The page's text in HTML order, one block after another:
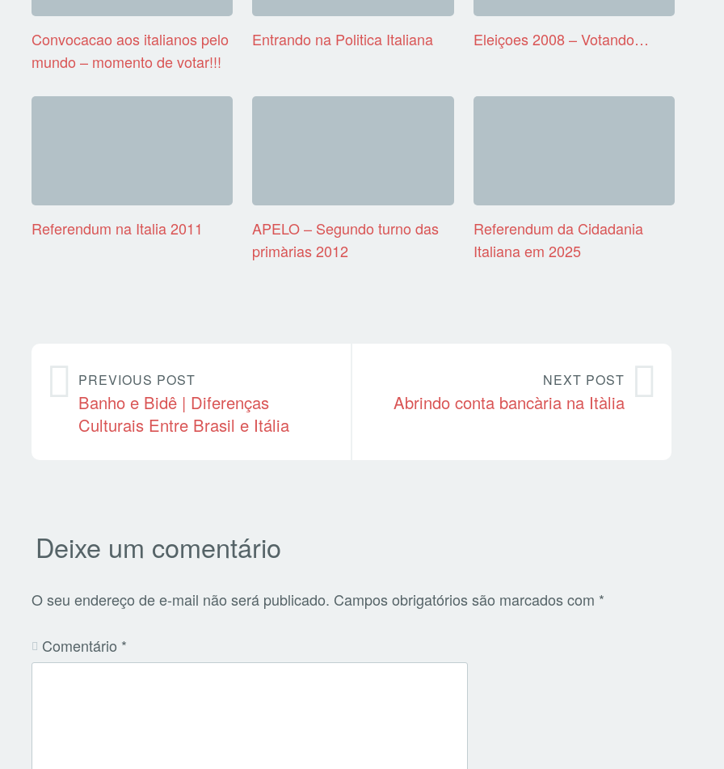
Convocacao aos italianos pelo
mundo – momento de votar!!!
Entrando na Politica Italiana Eleiçoes 2008 – Votando…
Referendum na Italia 2011
APELO – Segundo turno das
primàrias 2012
Referendum da Cidadania
Italiana em 2025
PREVIOUS POST
Banho e Bidê | Diferenças
Culturais Entre Brasil e Itália
NEXT POST
Abrindo conta bancària na Itàlia
Deixe um comentário
O seu endereço de e-mail não será publicado. Campos obrigatórios são marcados com *
Comentário *